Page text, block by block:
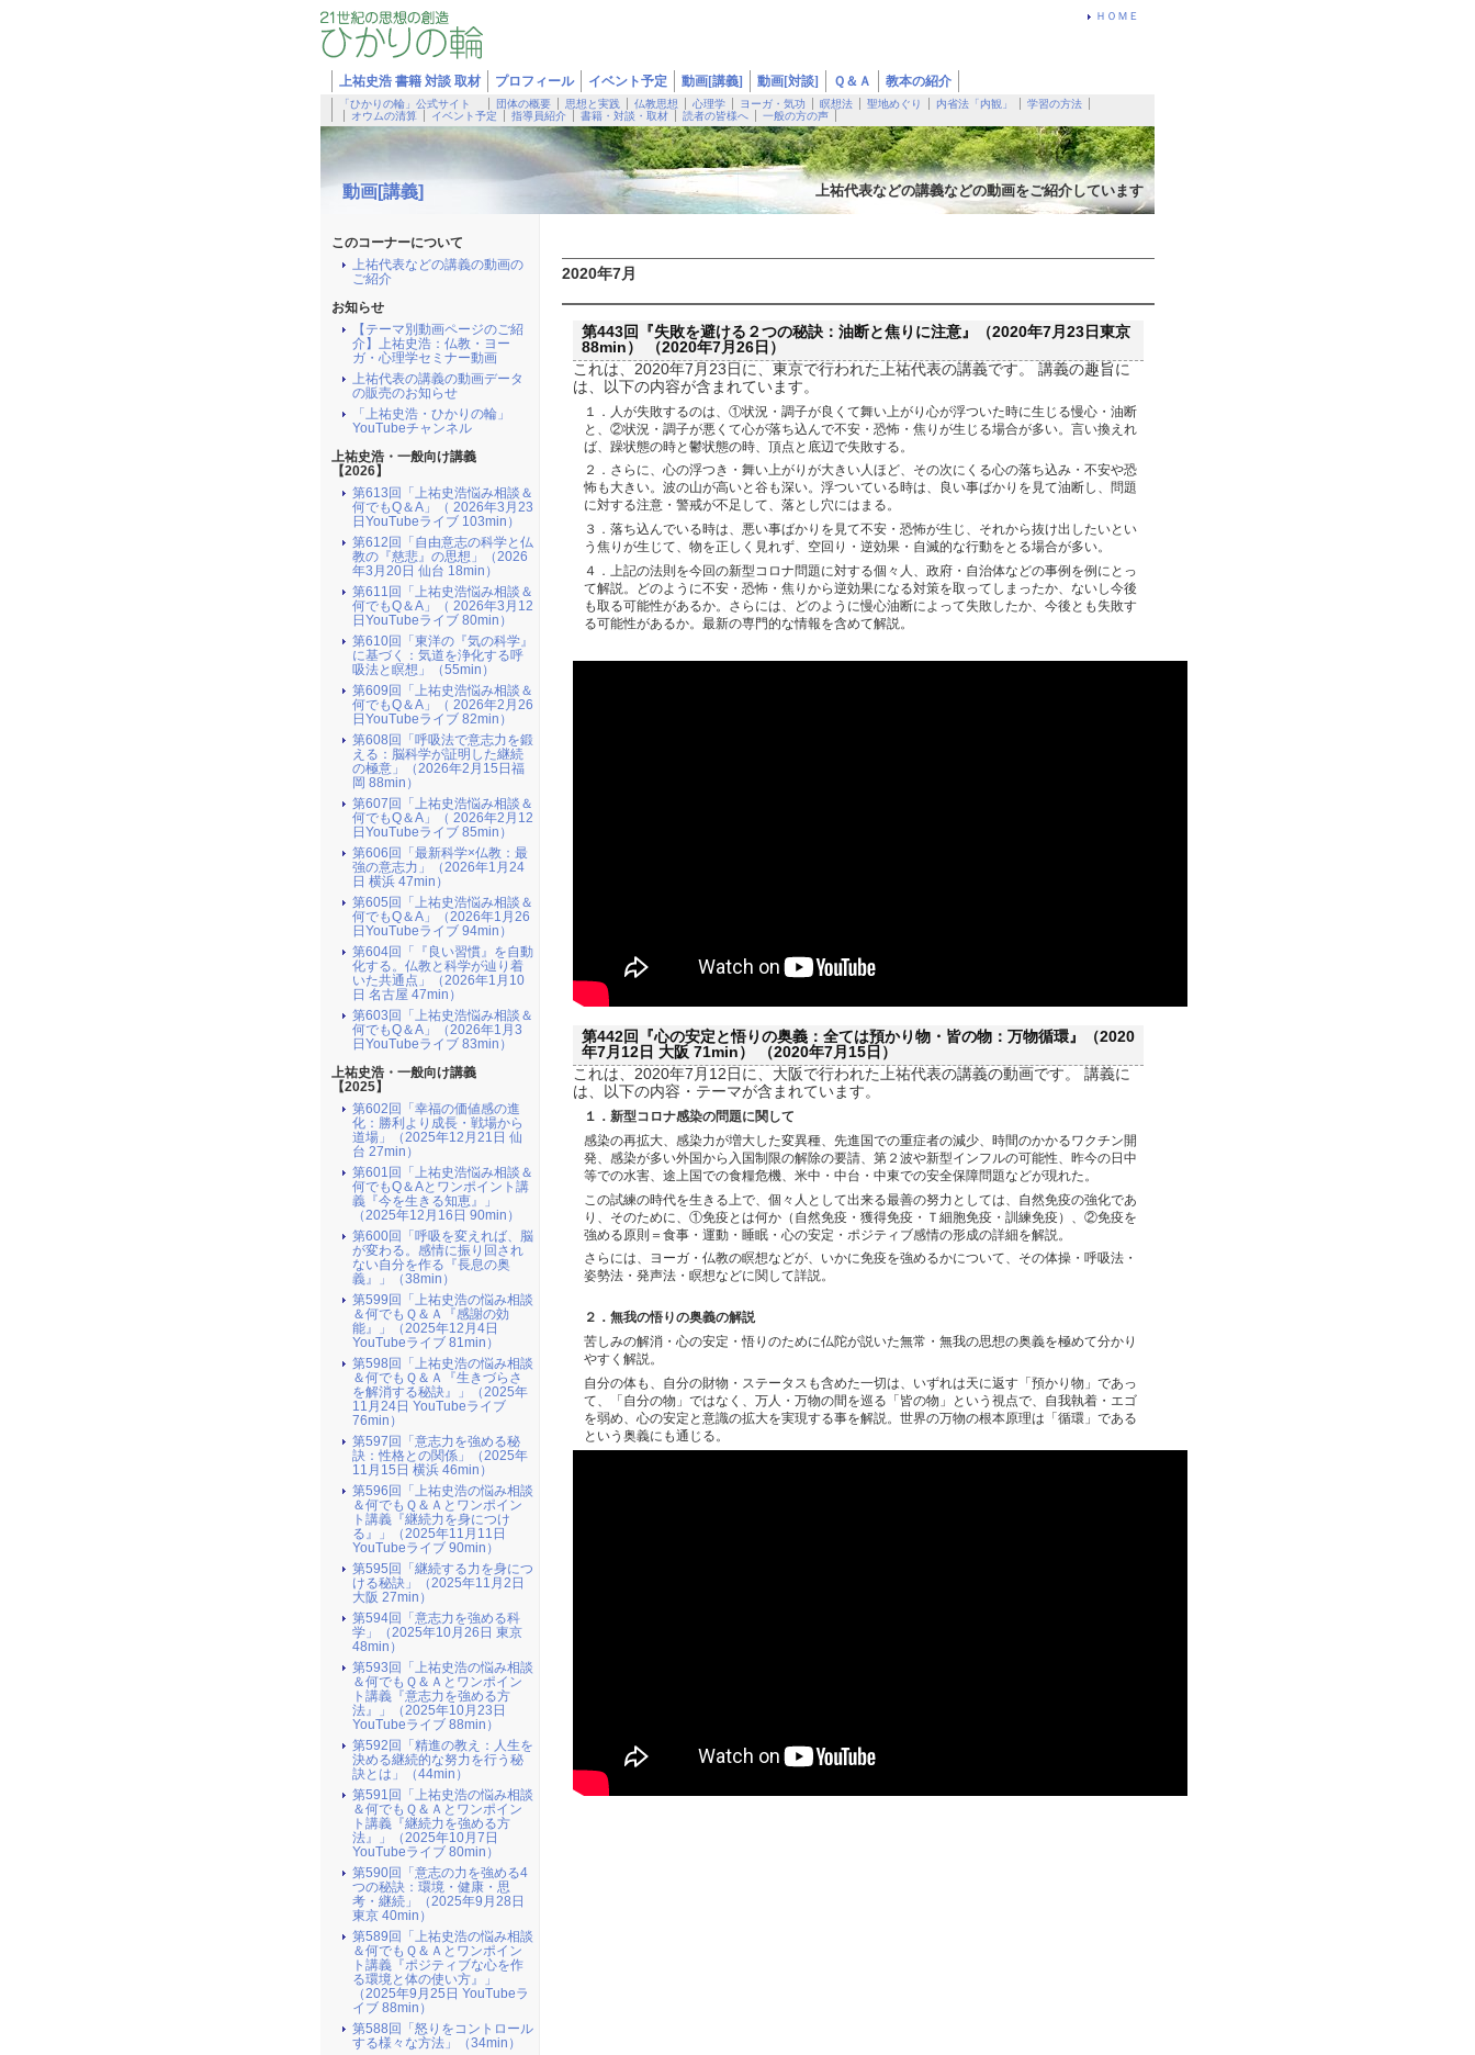
ＨＯＭＥ
上祐史浩 書籍 対談 取材 プロフィール イベント予定 動画[講義] 動画[対談] Ｑ＆Ａ 教本の紹介
「ひかりの輪」公式サイト 団体の概要 思想と実践 仏教思想 心理学 ヨーガ・気功 瞑想法 聖地めぐり 内省法「内観」
学習の方法
オウムの清算
イベント予定 指導員紹介 書籍・対談・取材 読者の皆様へ 一般の方の声
動画[講義] 上祐代表などの講義などの動画をご紹介しています
2020年7月
第443回『失敗を避ける２つの秘訣：油断と焦りに注意』（2020年7月23日東京
88min） （2020年7月26日）
これは、2020年7月23日に、東京で行われた上祐代表の講義です。 講義の趣旨に
は、以下の内容が含まれています。
１．人が失敗するのは、①状況・調子が良くて舞い上がり心が浮ついた時に生じる慢心・油断
と、②状況・調子が悪くて心が落ち込んで不安・恐怖・焦りが生じる場合が多い。言い換えれ
ば、躁状態の時と鬱状態の時、頂点と底辺で失敗する。
２．さらに、心の浮つき・舞い上がりが大きい人ほど、その次にくる心の落ち込み・不安や恐
怖も大きい。波の山が高いと谷も深い。浮ついている時は、良い事ばかりを見て油断し、問題
に対する注意・警戒が不足して、落とし穴にはまる。
３．落ち込んでいる時は、悪い事ばかりを見て不安・恐怖が生じ、それから抜け出したいとい
う焦りが生じて、物を正しく見れず、空回り・逆効果・自滅的な行動をとる場合が多い。
４．上記の法則を今回の新型コロナ問題に対する個々人、政府・自治体などの事例を例にとっ
て解説。どのように不安・恐怖・焦りから逆効果になる対策を取ってしまったか、ないし今後
も取る可能性があるか。さらには、どのように慢心油断によって失敗したか、今後とも失敗す
る可能性があるか。最新の専門的な情報を含めて解説。
第442回『心の安定と悟りの奥義：全ては預かり物・皆の物：万物循環』（2020
年7月12日 大阪 71min） （2020年7月15日）
これは、2020年7月12日に、大阪で行われた上祐代表の講義の動画です。 講義に
は、以下の内容・テーマが含まれています。
１．新型コロナ感染の問題に関して
感染の再拡大、感染力が増大した変異種、先進国での重症者の減少、時間のかかるワクチン開
発、感染が多い外国から入国制限の解除の要請、第２波や新型インフルの可能性、昨今の日中
等での水害、途上国での食糧危機、米中・中台・中東での安全保障問題などが現れた。
この試練の時代を生きる上で、個々人として出来る最善の努力としては、自然免疫の強化であ
り、そのために、①免疫とは何か（自然免疫・獲得免疫・Ｔ細胞免疫・訓練免疫）、②免疫を
強める原則＝食事・運動・睡眠・心の安定・ポジティブ感情の形成の詳細を解説。
さらには、ヨーガ・仏教の瞑想などが、いかに免疫を強めるかについて、その体操・呼吸法・
姿勢法・発声法・瞑想などに関して詳説。
２．無我の悟りの奥義の解説
苦しみの解消・心の安定・悟りのために仏陀が説いた無常・無我の思想の奥義を極めて分かり
やすく解説。
自分の体も、自分の財物・ステータスも含めた一切は、いずれは天に返す「預かり物」であっ
て、「自分の物」ではなく、万人・万物の間を巡る「皆の物」という視点で、自我執着・エゴ
を弱め、心の安定と意識の拡大を実現する事を解説。世界の万物の根本原理は「循環」である
という奥義にも通じる。
このコーナーについて
上祐代表などの講義の動画の
ご紹介
お知らせ
【テーマ別動画ページのご紹
介】上祐史浩：仏教・ヨー
ガ・心理学セミナー動画
上祐代表の講義の動画データ
の販売のお知らせ
「上祐史浩・ひかりの輪」
YouTubeチャンネル
上祐史浩・一般向け講義
【2026】
第613回「上祐史浩悩み相談＆
何でもQ＆A」（ 2026年3月23
日YouTubeライブ 103min）
第612回「自由意志の科学と仏
教の『慈悲』の思想」（2026
年3月20日 仙台 18min）
第611回「上祐史浩悩み相談＆
何でもQ＆A」（ 2026年3月12
日YouTubeライブ 80min）
第610回「東洋の『気の科学』
に基づく：気道を浄化する呼
吸法と瞑想」（55min）
第609回「上祐史浩悩み相談＆
何でもQ＆A」（ 2026年2月26
日YouTubeライブ 82min）
第608回「呼吸法で意志力を鍛
える：脳科学が証明した継続
の極意」（2026年2月15日福
岡 88min）
第607回「上祐史浩悩み相談＆
何でもQ＆A」（ 2026年2月12
日YouTubeライブ 85min）
第606回「最新科学×仏教：最
強の意志力」（2026年1月24
日 横浜 47min）
第605回「上祐史浩悩み相談＆
何でもQ＆A」（2026年1月26
日YouTubeライブ 94min）
第604回「『良い習慣』を自動
化する。仏教と科学が辿り着
いた共通点」（2026年1月10
日 名古屋 47min）
第603回「上祐史浩悩み相談＆
何でもQ＆A」（2026年1月3
日YouTubeライブ 83min）
上祐史浩・一般向け講義
【2025】
第602回「幸福の価値感の進
化：勝利より成長・戦場から
道場」（2025年12月21日 仙
台 27min）
第601回「上祐史浩悩み相談＆
何でもQ＆Aとワンポイント講
義『今を生きる知恵』」
（2025年12月16日 90min）
第600回「呼吸を変えれば、脳
が変わる。感情に振り回され
ない自分を作る『長息の奥
義』」（38min）
第599回「上祐史浩の悩み相談
＆何でもＱ＆Ａ『感謝の効
能』」（2025年12月4日
YouTubeライブ 81min）
第598回「上祐史浩の悩み相談
＆何でもＱ＆Ａ『生きづらさ
を解消する秘訣』​」（2025年
11月24日 YouTubeライブ
76min）
第597回「意志力を強める秘
訣：性格との関係」（2025年
11月15日 横浜 46min）
第596回「上祐史浩の悩み相談
＆何でもＱ＆Ａとワンポイン
ト講義『継続力を身につけ
る』​」（2025年11月11日
YouTubeライブ 90min）
第595回「継続する力を身につ
ける秘訣」（2025年11月2日
大阪 27min）
第594回「意志力を強める科
学」（2025年10月26日 東京
48min）
第593回「上祐史浩の悩み相談
＆何でもＱ＆Ａとワンポイン
ト講義『意志力を強める方
法』​」（2025年10月23日
YouTubeライブ 88min）
第592回「精進の教え：人生を
決める継続的な努力を行う秘
訣とは」（44min）
第591回「上祐史浩の悩み相談
＆何でもＱ＆Ａとワンポイン
ト講義『継続力を強める方
法』​」（2025年10月7日
YouTubeライブ 80min）
第590回「意志の力を強める4
つの秘訣：環境・健康・思
考・継続」（2025年9月28日
東京 40min）
第589回「上祐史浩の悩み相談
＆何でもＱ＆Ａとワンポイン
ト講義『ポジティブな心を作
る環境と体の使い方』​」
（2025年9月25日 YouTubeラ
イブ 88min）
第588回「怒りをコントロール
する様々な方法」（34min）